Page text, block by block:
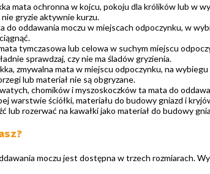
mata ochronna w kojcu, pokoju dla królików lub w
gryzie aktywnie kurzu.
do oddawania moczu w miejscach odpoczynku, w
tymczasowa lub celowa w suchym miejscu
sprawdzaj, czy nie ma śladów gryzienia.
zmywalna mata w miejscu odpoczynku, na
lub materiał nie są obgryzane.
chomików i myszoskoczków ta mata do
warstwie ściółki, materiału do budowy gniazd i
lub rozerwać na kawałki jako materiał do budowy
moczu jest dostępna w trzech rozmiarach.